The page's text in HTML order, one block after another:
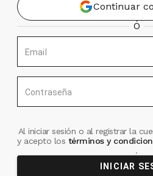
Continuar
Ó
Email
Contraseña
Al iniciar sesión o al registrar la
y acepto los términos y
.
INICIAR